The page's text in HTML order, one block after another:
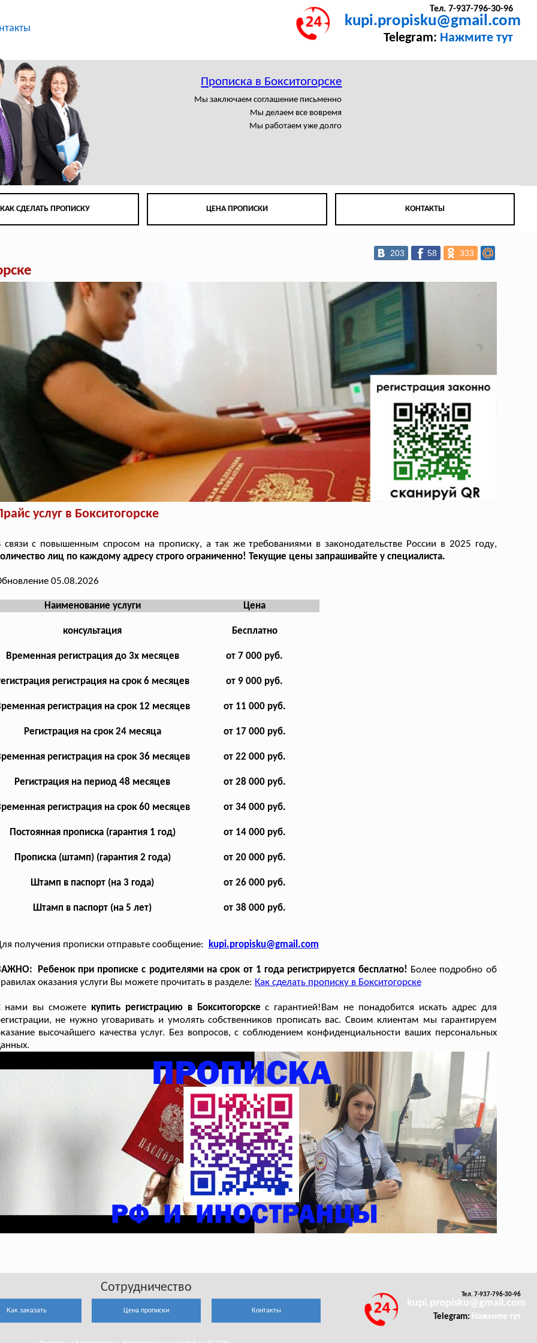
Тел. 7-937-796-30-96
kupi.propisku@gmail.com
Telegram: Нажмите тут
Прописка в Бокситогорске
Мы заключаем соглашение письменно
Мы делаем все вовремя
Мы работаем уже долго
КАК СДЕЛАТЬ ПРОПИСКУ ЦЕНА ПРОПИСКИ КОНТАКТЫ
203 58 333
услуг в Бокситогорске
связи с повышенным спросом на прописку, а так же требованиями в законодательстве России в 2025 году,
лиц по каждому адресу строго ограниченно! Текущие цены запрашивайте у специалиста.
05.08.2026
Наименование услуги Цена
консультация Бесплатно
Временная регистрация до 3х месяцев от 7 000 руб.
регистрация на срок 6 месяцев от 9 000 руб.
регистрация на срок 12 месяцев от 11 000 руб.
Регистрация на срок 24 месяца от 17 000 руб.
регистрация на срок 36 месяцев от 22 000 руб.
Регистрация на период 48 месяцев от 28 000 руб.
регистрация на срок 60 месяцев от 34 000 руб.
Постоянная прописка (гарантия 1 год) от 14 000 руб.
Прописка (штамп) (гарантия 2 года) от 20 000 руб.
Штамп в паспорт (на 3 года) от 26 000 руб.
Штамп в паспорт (на 5 лет) от 38 000 руб.
получения прописки отправьте сообщение: kupi.propisku@gmail.com
Ребенок при прописке с родителями на срок от 1 года регистрируется бесплатно! Более подробно об
оказания услуги Вы можете прочитать в разделе: Как сделать прописку в Бокситогорске
нами вы сможете купить регистрацию в Бокситогорске с гарантией!Вам не понадобится искать адрес для
не нужно уговаривать и умолять собственников прописать вас. Своим клиентам мы гарантируем
высочайшего качества услуг. Без вопросов, с соблюдением конфиденциальности ваших персональных
Сотрудничество
Как заказать Цена прописки Контакты
Тел. 7-937-796-30-96
kupi.propisku@gmail.com
Telegram: Нажмите тут